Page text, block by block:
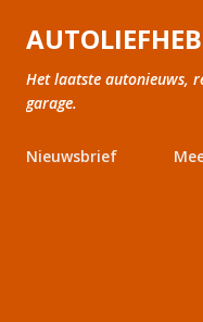
Het laatste autonieuws,
garage.
Nieuwsbrief